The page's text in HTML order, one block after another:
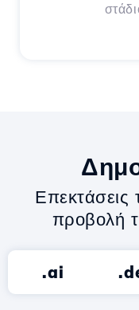
Επεκτάσεις
προβολή
.ai